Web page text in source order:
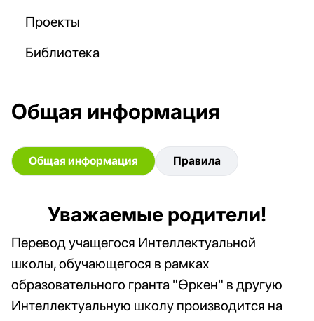
Проекты
Библиотека
Общая информация
Общая информация Правила
Уважаемые родители!
Перевод учащегося Интеллектуальной
школы, обучающегося в рамках
образовательного гранта "Өркен" в другую
Интеллектуальную школу производится на